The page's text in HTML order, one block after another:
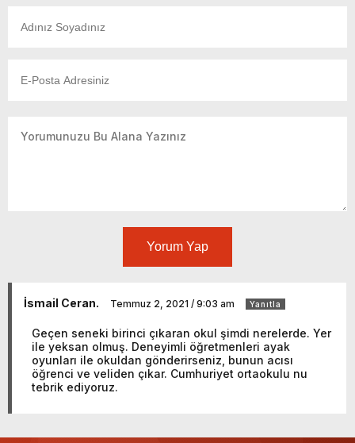
Yorum Yap
İsmail Ceran. Temmuz 2, 2021 / 9:03 am Yanıtla
Geçen seneki birinci çıkaran okul şimdi nerelerde. Yer
ile yeksan olmuş. Deneyimli öğretmenleri ayak
oyunları ile okuldan gönderirseniz, bunun acısı
öğrenci ve veliden çıkar. Cumhuriyet ortaokulu nu
tebrik ediyoruz.